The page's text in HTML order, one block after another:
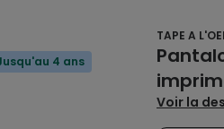
4 ans
TAPE A
Voir la